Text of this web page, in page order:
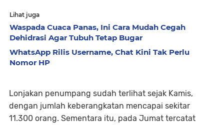
Lihat juga
Waspada Cuaca Panas, Ini Cara Mudah Cegah
Dehidrasi Agar Tubuh Tetap Bugar
WhatsApp Rilis Username, Chat Kini Tak Perlu
Nomor HP
Lonjakan penumpang sudah terlihat sejak Kamis,
dengan jumlah keberangkatan mencapai sekitar
11.300 orang. Sementara itu, pada Jumat tercatat